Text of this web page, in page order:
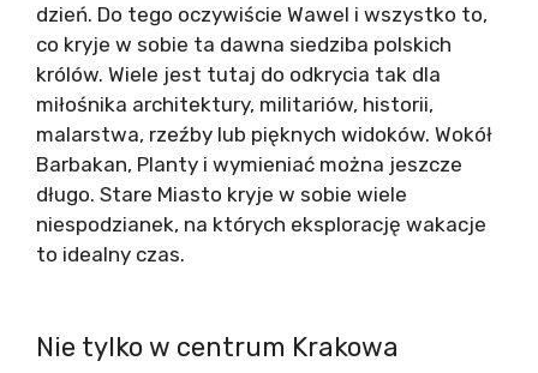
dzień. Do tego oczywiście Wawel i wszystko to,
co kryje w sobie ta dawna siedziba polskich
królów. Wiele jest tutaj do odkrycia tak dla
miłośnika architektury, militariów, historii,
malarstwa, rzeźby lub pięknych widoków. Wokół
Barbakan, Planty i wymieniać można jeszcze
długo. Stare Miasto kryje w sobie wiele
niespodzianek, na których eksplorację wakacje
to idealny czas.
Nie tylko w centrum Krakowa